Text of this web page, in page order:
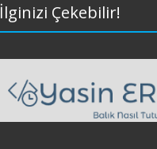
İlginizi Çekebilir!